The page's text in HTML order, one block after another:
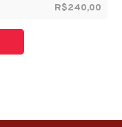
R$240,00